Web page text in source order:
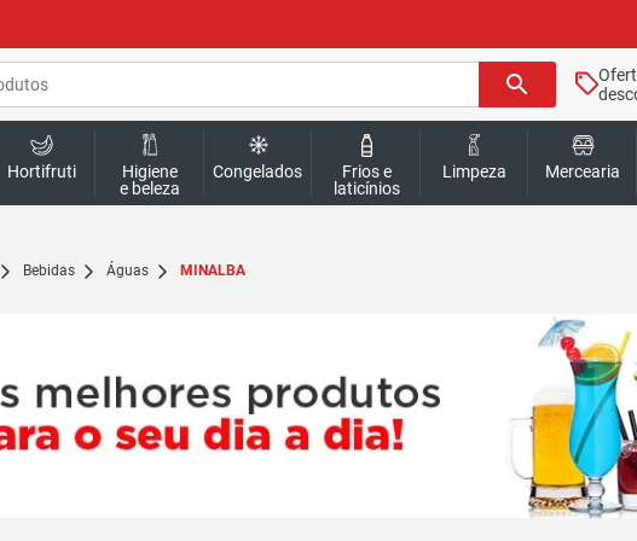
search
Hortifruti
Higiene
e beleza
Congelados
Frios e
laticínios
Limpeza Mercearia
Bebidas Águas MINALBA